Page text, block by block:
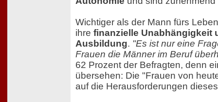
Wichtiger als der Mann fürs
ihre finanzielle Unabhängigkeit
Ausbildung. "Es ist nur eine
Frauen die Männer im Beruf
62 Prozent der Befragten, denn
übersehen: Die "Frauen von
auf die Herausforderungen